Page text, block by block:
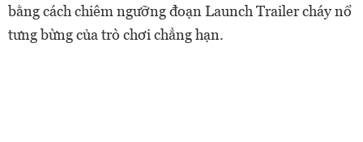
bằng cách chiêm ngưỡng đoạn Launch Trailer cháy nổ
tưng bừng của trò chơi chẳng hạn.